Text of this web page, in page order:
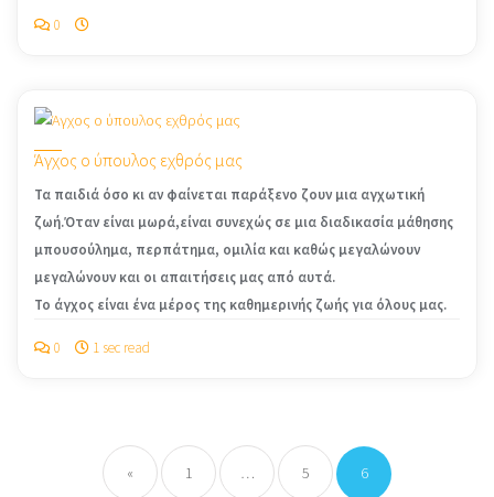
0
Άγχος ο ύπουλος εχθρός μας
Τα παιδιά όσο κι αν φαίνεται παράξενο ζουν μια αγχωτική
ζωή.Όταν είναι μωρά,είναι συνεχώς σε μια διαδικασία μάθησης
μπουσούλημα, περπάτημα, ομιλία και καθώς μεγαλώνουν
μεγαλώνουν και οι απαιτήσεις μας από αυτά.
Το άγχος είναι ένα μέρος της καθημερινής ζωής για όλους μας.
0 1 sec read
pagination
« 1 … 5 6